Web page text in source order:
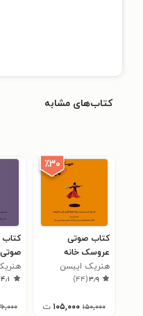
کتاب‌های مشابه
٪۳۰
کتاب صوتی
عروسک خانه
هنریک ایبسن
۳٫۹(۴۴)
۱۵۰,۰۰۰ ۱۰۵,۰۰۰ ت
صوتی
۴٫۱